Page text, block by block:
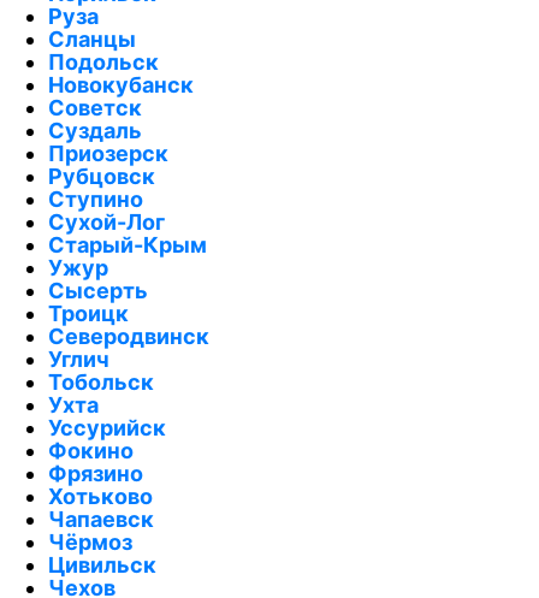
Руза
Сланцы
Подольск
Новокубанск
Советск
Суздаль
Приозерск
Рубцовск
Ступино
Сухой-Лог
Старый-Крым
Ужур
Сысерть
Троицк
Северодвинск
Углич
Тобольск
Ухта
Уссурийск
Фокино
Фрязино
Хотьково
Чапаевск
Чёрмоз
Цивильск
Чехов